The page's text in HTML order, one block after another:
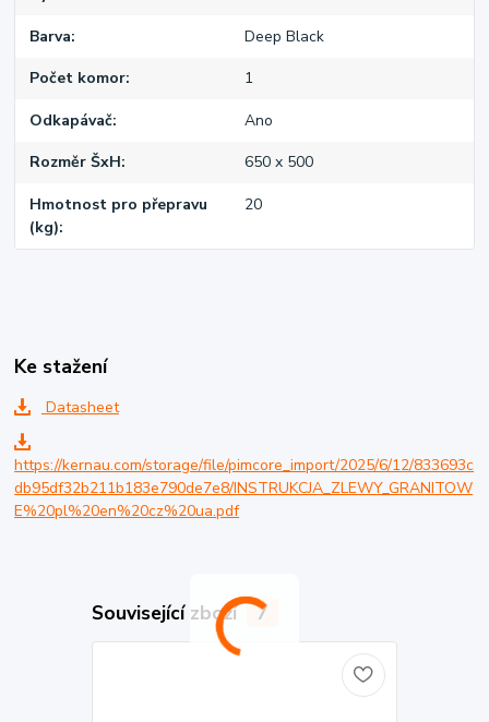
Barva Deep Black
Počet komor 1
Odkapávač Ano
Rozměr ŠxH 650 x 500
Hmotnost pro přepravu
(kg)
20
Ke stažení
Datasheet
https://kernau.com/storage/file/pimcore_import/2025/6/12/833693c
db95df32b211b183e790de7e8/INSTRUKCJA_ZLEWY_GRANITOW
E%20pl%20en%20cz%20ua.pdf
Související zboží 7